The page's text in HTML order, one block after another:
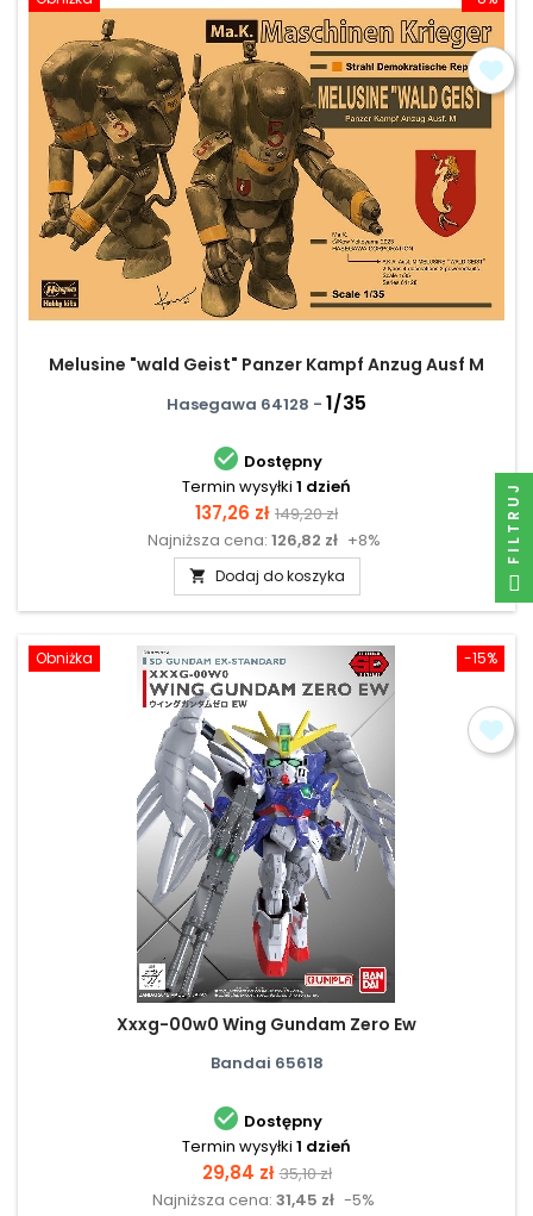
Melusine "wald Geist" Panzer Kampf Anzug Ausf M
Hasegawa 64128 - 1/35
 Dostępny
Termin wysyłki 1 dzień
Cena
137,26 zł Cena
podstawowa
149,20 zł
Najniższa cena: 126,82 zł +8%
 Dodaj do koszyka
-15%
Obniżka
Xxxg-00w0 Wing Gundam Zero Ew
Bandai 65618
 Dostępny
Termin wysyłki 1 dzień
Cena
29,84 zł Cena
podstawowa
35,10 zł
Najniższa cena: 31,45 zł -5%
FILTRUJ